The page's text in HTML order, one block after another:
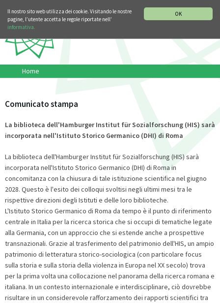
OK
Il nostro sito web utilizza dei cookie. Visitando le nostre
pagine, l’utente accetta le regole riportate nell’
informativa.
Home
Comunicato stampa
La biblioteca dell'Hamburger Institut für Sozialforschung (HIS) sarà
incorporata nell'Istituto Storico Germanico (DHI) di Roma
La biblioteca dell'Hamburger Institut für Sozialforschung (HIS) sarà
incorporata nell'Istituto Storico Germanico (DHI) di Roma in
concomitanza con la chiusura di tale istituzione scientifica nel giugno
2028. Questo è l'esito dei colloqui svoltisi negli ultimi mesi tra le
rispettive direzioni degli Istituti e delle loro biblioteche.
L'Istituto Storico Germanico di Roma da tempo è il punto di riferimento
centrale in Italia per la ricerca storica che si occupi di tematiche legate
alla Germania, con un approccio che si estende anche a prospettive
transnazionali. Grazie al trasferimento del patrimonio dell'HIS, un ampio
patrimonio di letteratura storico-sociologica (con particolare focus
sulla storia e sulla storia della violenza in Europa nel XX secolo) trova
per la prima volta una collocazione nel panorama della ricerca romana e
italiana. In un contesto internazionale e interdisciplinare, ciò dovrebbe
risultare in un considerevole rafforzamento dei rapporti scientifici tra